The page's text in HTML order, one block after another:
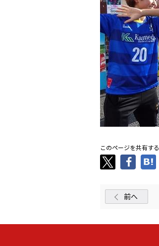
このページを共有する
前へ